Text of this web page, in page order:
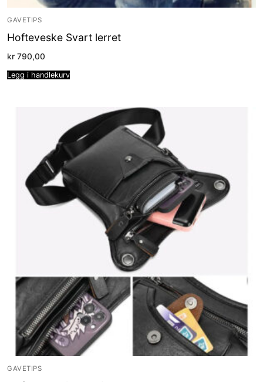
GAVETIPS
Hofteveske Svart lerret
kr 790,00
Legg i handlekurv
GAVETIPS